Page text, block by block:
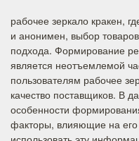
рабочее зеркало кракен,
и анонимен, выбор
подхода. Формирование
является неотъемлемой
пользователям рабочее
качество поставщиков. В
особенности
факторы, влияющие на его